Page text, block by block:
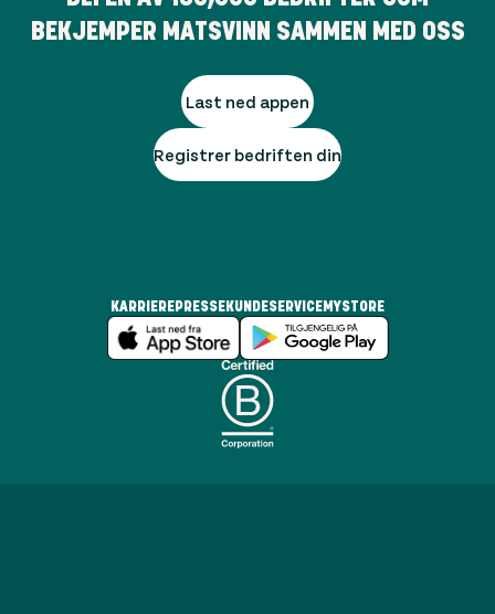
BEKJEMPER MATSVINN SAMMEN MED OSS
Last ned appen
Registrer bedriften din
KARRIERE PRESSE KUNDESERVICE MYSTORE